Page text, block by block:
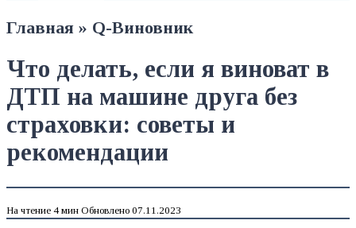
Главная » Q-Виновник
Что делать, если я виноват в
ДТП на машине друга без
страховки: советы и
рекомендации
На чтение 4 мин Обновлено 07.11.2023